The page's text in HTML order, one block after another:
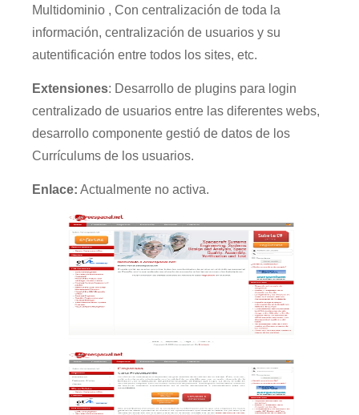
Multidominio , Con centralización de toda la
información, centralización de usuarios y su
autentificación entre todos los sites, etc.
Extensiones: Desarrollo de plugins para login
centralizado de usuarios entre las diferentes webs,
desarrollo componente gestió de datos de los
Currículums de los usuarios.
Enlace: Actualmente no activa.